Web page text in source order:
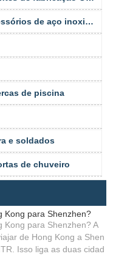
Balaustrada e acessórios de aço inoxidável
de piscina
e soldados
de chuveiro
Kong para Shenzhen?
Kong para Shenzhen? A
de Hong Kong a Shen
Isso liga as duas cidad